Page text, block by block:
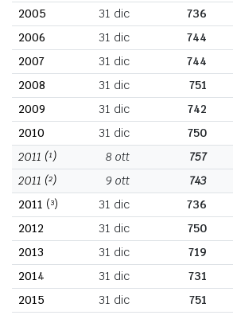
2005
31 dic 736
2006
31 dic 744
2007
31 dic 744
2008
31 dic 751
2009
31 dic 742
2010
31 dic 750
2011 (¹) 8 ott 757
2011 (²) 9 ott 743
2011 (³) 31 dic 736
2012
31 dic 750
2013
31 dic 719
2014
31 dic 731
2015
31 dic 751